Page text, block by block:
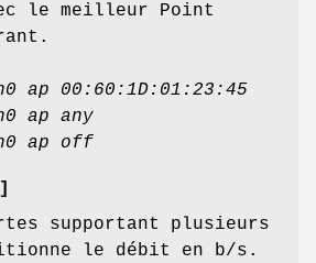
le meilleur Point
ap 00:60:1D:01:23:45
ap any
ap off
supportant plusieurs
le débit en b/s.